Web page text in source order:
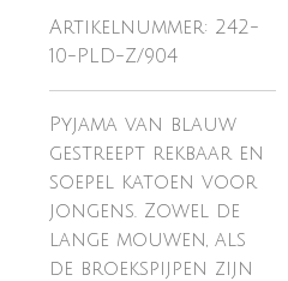
Artikelnummer: 242-
10-PLD-Z/904
Pyjama van blauw
gestreept rekbaar en
soepel katoen voor
jongens. Zowel de
lange mouwen, als
de broekspijpen zijn